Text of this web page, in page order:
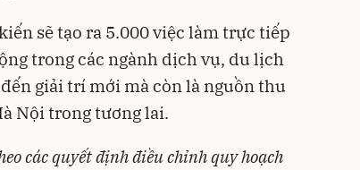
sẽ tạo ra 5.000 việc làm trực tiếp
trong các ngành dịch vụ, du lịch
giải trí mới mà còn là nguồn thu
Nội trong tương lai.
các quyết định điều chỉnh quy hoạch